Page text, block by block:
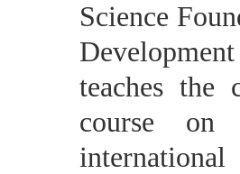
Science
teaches the
course on